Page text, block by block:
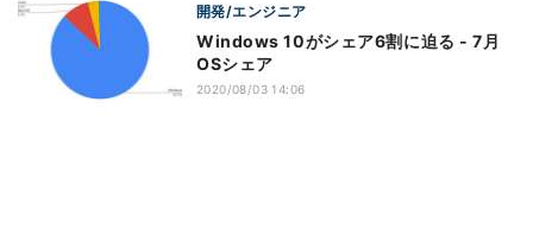
開発/エンジニア
Windows 10がシェア6割に迫る - 7月
OSシェア
2020/08/03 14:06